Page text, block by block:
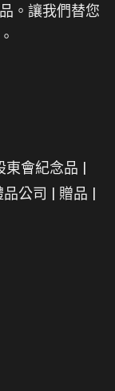
。讓我們替您
東會紀念品 |
品公司 | 贈品 |